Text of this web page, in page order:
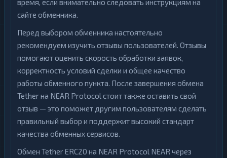
время, если внимательно следовать инструкциям на
сайте обменника.
Перед выбором обменника настоятельно
рекомендуем изучить отзывы пользователей. Отзывы
помогают оценить скорость обработки заявок,
корректность условий сделки и общее качество
работы обменного пункта. После завершения обмена
Tether на NEAR Protocol стоит также оставить свой
отзыв — это поможет другим пользователям сделать
правильный выбор и поддержит высокий стандарт
качества обменных сервисов.
Обмен Tether ERC20 на NEAR Protocol NEAR через